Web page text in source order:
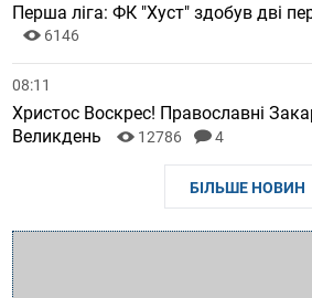
Перша ліга: ФК "Хуст" здобув дві
6146
08:11
Христос Воскрес! Православні
Великдень
12786 4
БІЛЬШЕ НОВИН